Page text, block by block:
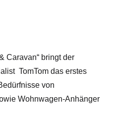
Caravan“ bringt der
TomTom das erstes
von
Wohnwagen-Anhänger